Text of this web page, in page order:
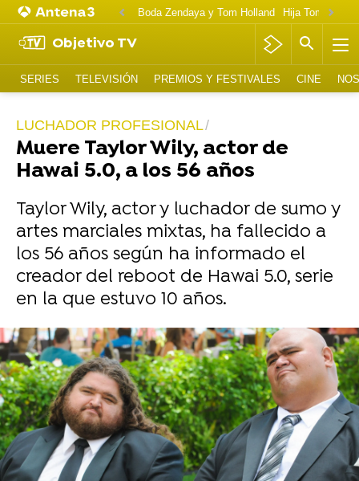
Boda Zendaya y Tom Holland Hija Tom
Objetivo TV
SERIES TELEVISIÓN PREMIOS Y FESTIVALES CINE
LUCHADOR PROFESIONAL
Muere Taylor Wily, actor de
Hawai 5.0, a los 56 años
Taylor Wily, actor y luchador de sumo y
artes marciales mixtas, ha fallecido a
los 56 años según ha informado el
creador del reboot de Hawai 5.0, serie
en la que estuvo 10 años.
Foto: Cordon Press
Miguel Toba